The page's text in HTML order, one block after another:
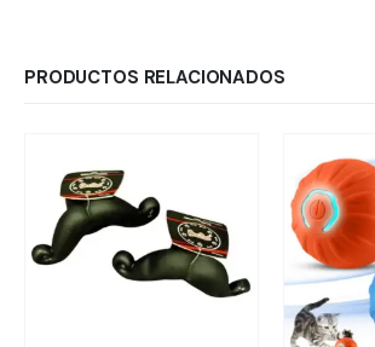
PRODUCTOS RELACIONADOS